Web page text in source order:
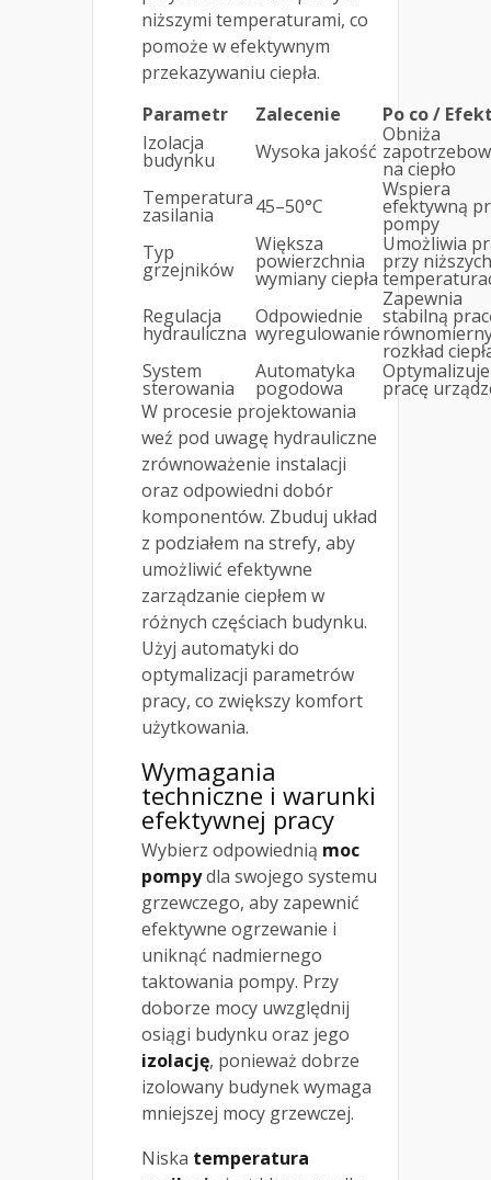
niższymi temperaturami, co
pomoże w efektywnym
przekazywaniu ciepła.
Parametr
Zalecenie
Po co /
Izolacja
budynku Wysoka jakość
Obniża
na ciepło
Temperatura
zasilania 45–50°C
Wspiera
efektywną
pompy
Typ
grzejników
Większa
powierzchnia
wymiany ciepła
Umożliwia
przy niższych
Regulacja
hydrauliczna
Odpowiednie
wyregulowanie
Zapewnia
stabilną
rozkład
System
sterowania
Automatyka
pogodowa
Optymalizuje
pracę
W procesie projektowania
weź pod uwagę hydrauliczne
zrównoważenie instalacji
oraz odpowiedni dobór
komponentów. Zbuduj układ
z podziałem na strefy, aby
umożliwić efektywne
zarządzanie ciepłem w
różnych częściach budynku.
Użyj automatyki do
optymalizacji parametrów
pracy, co zwiększy komfort
użytkowania.
Wymagania
techniczne i warunki
efektywnej pracy
Wybierz odpowiednią moc
pompydla swojego systemu
grzewczego, aby zapewnić
efektywne ogrzewanie i
uniknąć nadmiernego
taktowania pompy. Przy
doborze mocy uwzględnij
osiągi budynku oraz jego
izolację, ponieważ dobrze
izolowany budynek wymaga
mniejszej mocy grzewczej.
Niska temperatura